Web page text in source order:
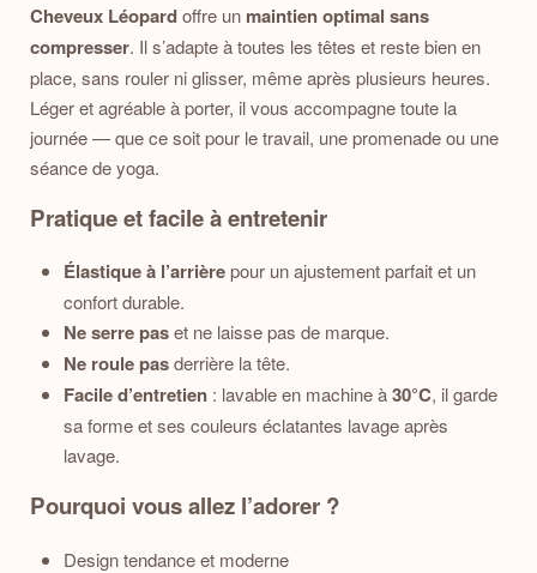
Cheveux Léopardoffre un maintien optimal sans
compresser. Il s’adapte à toutes les têtes et reste bien en
place, sans rouler ni glisser, même après plusieurs heures.
Léger et agréable à porter, il vous accompagne toute la
journée — que ce soit pour le travail, une promenade ou une
séance de yoga.
Pratique et facile à entretenir
Élastique à l’arrièrepour un ajustement parfait et un
confort durable.
Ne serre paset ne laisse pas de marque.
Ne roule pasderrière la tête.
Facile d’entretien : lavable en machine à30°C, il garde
sa forme et ses couleurs éclatantes lavage après
lavage.
Pourquoi vous allez l’adorer ?
Design tendance et moderne